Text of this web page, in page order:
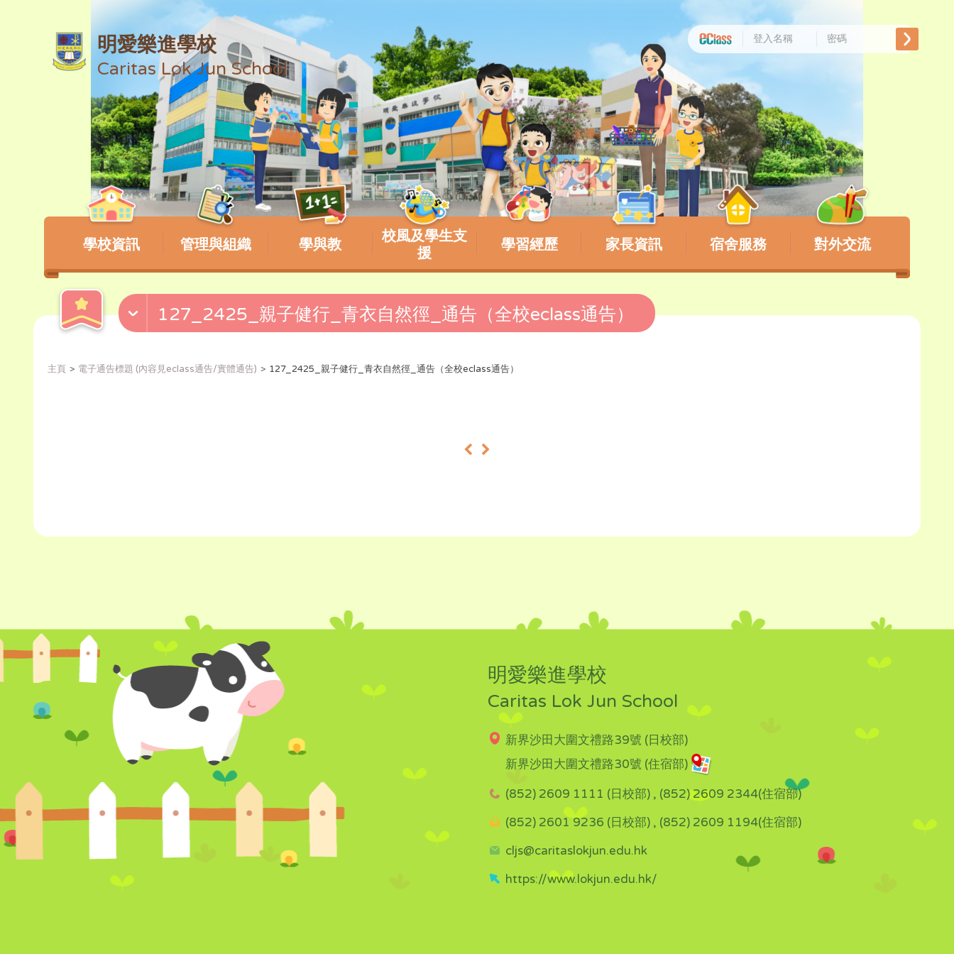
明愛樂進學校
Caritas Lok Jun School
學校資訊 管理與組織 學與教
校風及學生支
援
學習經歷 家長資訊 宿舍服務 對外交流
127_2425_親子健行_青衣自然徑_通告（全校eclass通告）
主頁 電子通告標題 (內容見eclass通告/實體通告) 127_2425_親子健行_青衣自然徑_通告（全校eclass通告）
« »
明愛樂進學校
Caritas Lok Jun School
新界沙田大圍文禮路39號 (日校部)
新界沙田大圍文禮路30號 (住宿部)
(852) 2609 1111 (日校部) , (852) 2609 2344(住宿部)
(852) 2601 9236 (日校部) , (852) 2609 1194(住宿部)
cljs@caritaslokjun.edu.hk
https://www.lokjun.edu.hk/